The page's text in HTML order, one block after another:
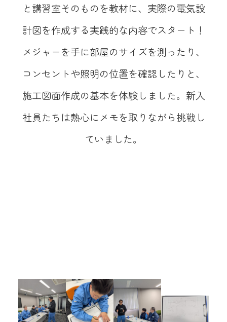
と講習室そのものを教材に、実際の電気設
計図を作成する実践的な内容でスタート！
メジャーを手に部屋のサイズを測ったり、
コンセントや照明の位置を確認したりと、
施工図面作成の基本を体験しました。新入
社員たちは熱心にメモを取りながら挑戦し
ていました。